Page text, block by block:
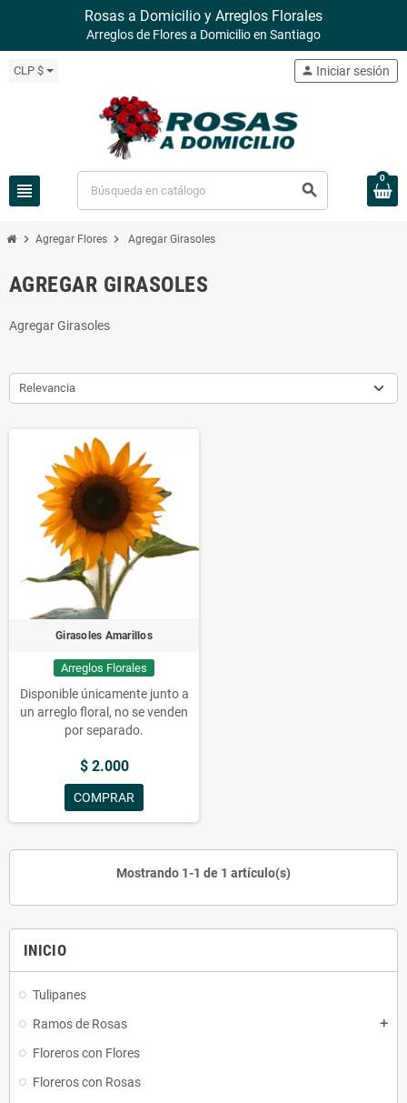
Rosas a Domicilio y Arreglos Florales
Arreglos de Flores a Domicilio en Santiago
CLP $
view_headline search
person Iniciar sesión
0
chevron_right Agregar Flores chevron_right Agregar Girasoles
INICIO
Tulipanes
Ramos de Rosas
add
Floreros con Flores
Floreros con Rosas
AGREGAR GIRASOLES
Agregar Girasoles
Relevancia
Girasoles Amarillos
Arreglos Florales
Disponible únicamente junto a
un arreglo floral, no se venden
por separado.
$ 2.000
COMPRAR
Mostrando 1-1 de 1 artículo(s)